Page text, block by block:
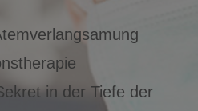
in der Tiefe der